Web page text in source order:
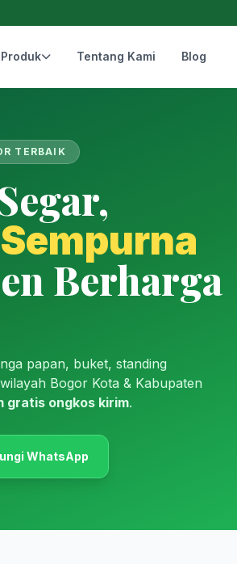
Produk Tentang Kami Blog
TERBAIK
Berharga
papan, buket, standing
Bogor Kota & Kabupaten
gratis ongkos kirim.
WhatsApp